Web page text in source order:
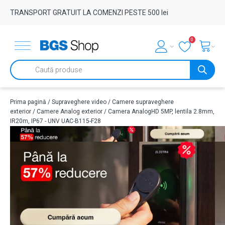
TRANSPORT GRATUIT LA COMENZI PESTE 500 lei
0
Products
search
Prima pagină / Supraveghere video / Camere supraveghere
exterior / Camere Analog exterior / Camera AnalogHD 5MP, lentila 2.8mm,
IR20m, IP67 - UNV UAC-B115-F28